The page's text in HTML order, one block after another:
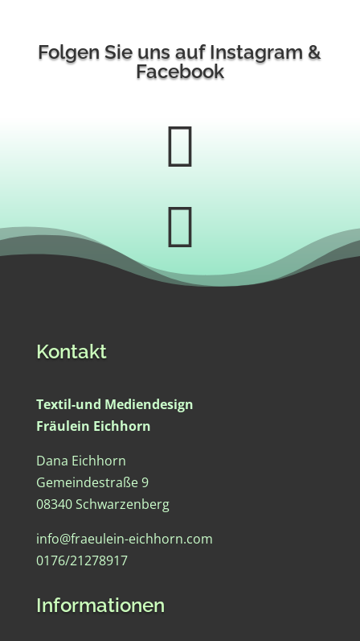
Folgen Sie uns auf Instagram &
Facebook


Kontakt
Textil-und Mediendesign
Fräulein Eichhorn
Dana Eichhorn
Gemeindestraße 9
08340 Schwarzenberg
info@fraeulein-eichhorn.com
0176/21278917
Informationen